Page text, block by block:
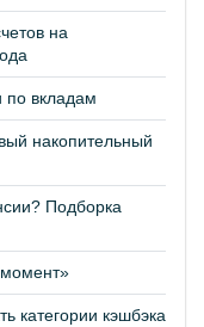
на
по вкладам
накопительный
Подборка
категории кэшбэка